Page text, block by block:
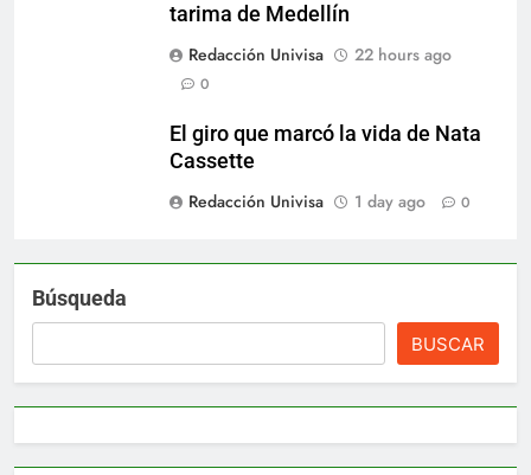
tarima de Medellín
Redacción Univisa
22 hours ago
0
El giro que marcó la vida de Nata
Cassette
Redacción Univisa
1 day ago 0
Búsqueda
BUSCAR